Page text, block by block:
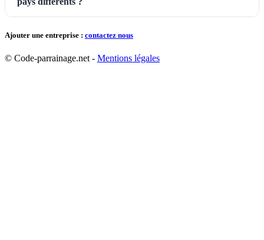
Ajouter une entreprise : contactez nous
© Code-parrainage.net - Mentions légales